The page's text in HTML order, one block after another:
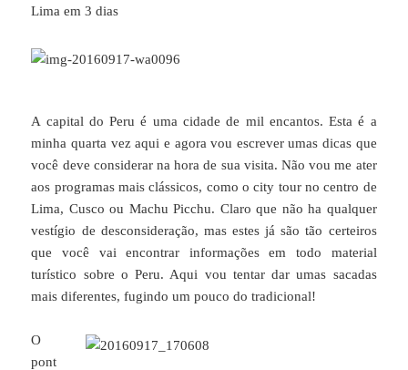
Lima em 3 dias
A capital do Peru é uma cidade de mil encantos. Esta é a
minha quarta vez aqui e agora vou escrever umas dicas que
você deve considerar na hora de sua visita. Não vou me ater
aos programas mais clássicos, como o city tour no centro de
Lima, Cusco ou Machu Picchu. Claro que não ha qualquer
vestígio de desconsideração, mas estes já são tão certeiros
que você vai encontrar informações em todo material
turístico sobre o Peru. Aqui vou tentar dar umas sacadas
mais diferentes, fugindo um pouco do tradicional!
O
pont